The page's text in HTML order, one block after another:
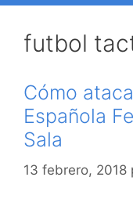
futbol
Cómo
Española
Sala
13 febrero, 2018